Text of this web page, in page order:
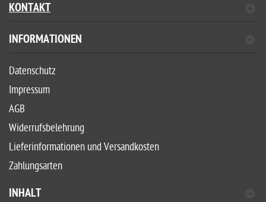
KONTAKT
INFORMATIONEN
Datenschutz
Impressum
AGB
Widerrufsbelehrung
Lieferinformationen und Versandkosten
Zahlungsarten
INHALT